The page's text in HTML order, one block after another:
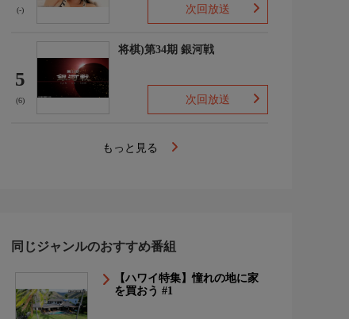
(-) 次回放送
5
(6)
将棋)第34期 銀河戦
次回放送
もっと見る
同じジャンルのおすすめ番組
【ハワイ特集】憧れの地に家
を買おう #1